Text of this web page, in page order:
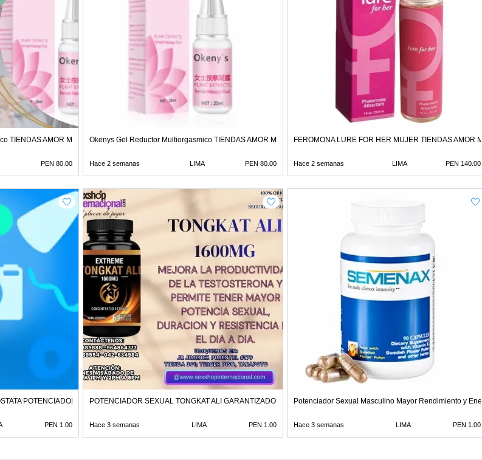
TIENDAS AMOR MIRAFLORES
PEN 80.00
Okenys Gel Reductor Multiorgasmico TIENDAS AMOR MIRAFLORES
Hace 2 semanas LIMA PEN 80.00
FEROMONA LURE FOR HER MUJER TIENDAS AMOR
Hace 2 semanas LIMA PEN 140.00
POTENCIADOR SEXUAL TIENDAS
PEN 1.00
POTENCIADOR SEXUAL TONGKAT ALI GARANTIZADO EN TIENDAS EROTIC
Hace 3 semanas LIMA PEN 1.00
Potenciador Sexual Masculino Mayor Rendimiento y
Hace 3 semanas LIMA PEN 1.00